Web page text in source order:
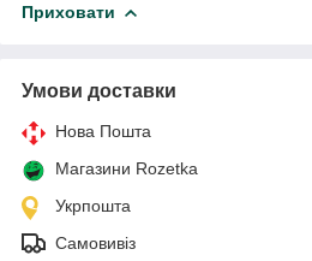
Приховати
Умови доставки
Нова Пошта
Магазини Rozetka
Укрпошта
Самовивіз